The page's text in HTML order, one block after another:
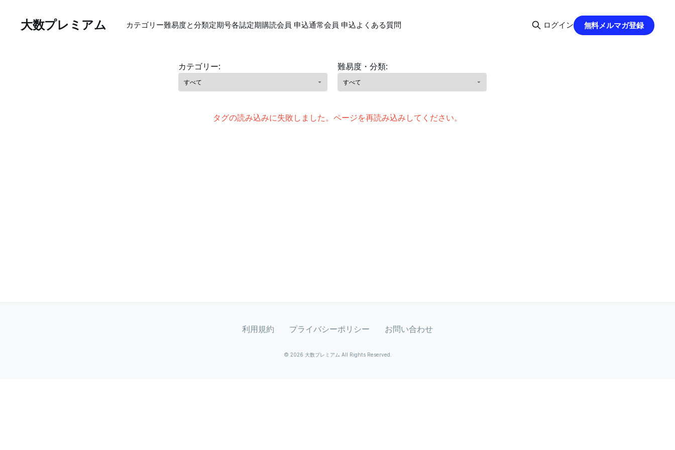
大数プレミアム カテゴリー難易度と分類定期号各誌定期購読会員 申込通常会員 申込よくある質問 ログイン 無料メルマガ登録
カテゴリー: 難易度・分類:
タグの読み込みに失敗しました。ページを再読み込みしてください。
利用規約 プライバシーポリシー お問い合わせ
© 2026 大数プレミアム All Rights Reserved.